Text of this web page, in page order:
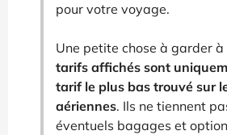
pour votre voyage.
Une petite chose à garder
tarifs affichés sont
tarif le plus bas trouvé sur
aériennes. Ils ne tiennent
éventuels bagages et